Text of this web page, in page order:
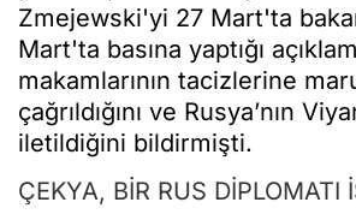
Zmejewski'yi 27 Mart'ta
Mart'ta basına yaptığı
makamlarının tacizlerine
çağrıldığını ve Rusya’nın
iletildiğini bildirmişti.
ÇEKYA, BİR RUS DİPLOMATI